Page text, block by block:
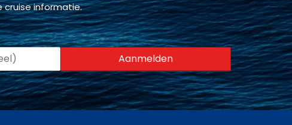
cruise informatie.